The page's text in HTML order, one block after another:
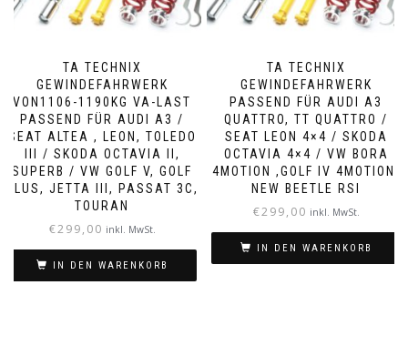
TA TECHNIX
GEWINDEFAHRWERK
VON1106-​1190KG VA-​LAST
PASSEND FÜR AUDI A3 /
SEAT ALTEA , LEON, TOLEDO
III / SKODA OCTAVIA II,
SUPERB / VW GOLF V, GOLF
PLUS, JETTA III, PASSAT 3C,
TOURAN
€299,00 inkl. MwSt.
IN DEN WARENKORB
TA TECHNIX
GEWINDEFAHRWERK
PASSEND FÜR AUDI A3
QUATTRO, TT QUATTRO /
SEAT LEON 4×4 / SKODA
OCTAVIA 4×4 / VW BORA
4MOTION ,GOLF IV 4MOTION,
NEW BEETLE RSI
€299,00 inkl. MwSt.
IN DEN WARENKORB